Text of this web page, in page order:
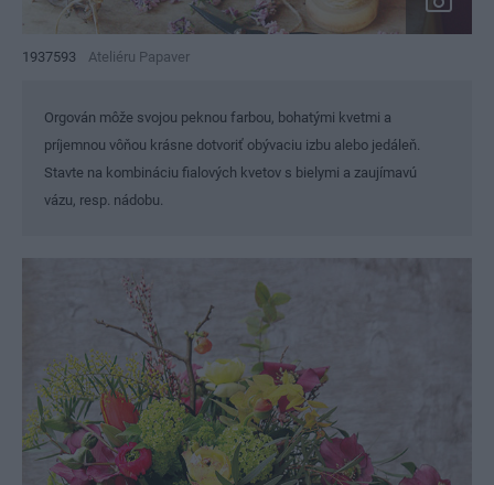
1937593 Ateliéru Papaver
Orgován môže svojou peknou farbou, bohatými kvetmi a
príjemnou vôňou krásne dotvoriť obývaciu izbu alebo jedáleň.
Stavte na kombináciu fialových kvetov s bielymi a zaujímavú
vázu, resp. nádobu.